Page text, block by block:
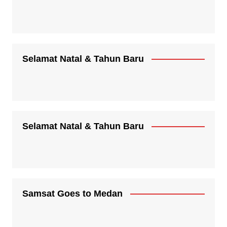
Selamat Natal & Tahun Baru
Selamat Natal & Tahun Baru
Samsat Goes to Medan